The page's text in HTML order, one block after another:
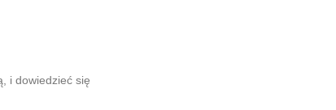
i dowiedzieć się